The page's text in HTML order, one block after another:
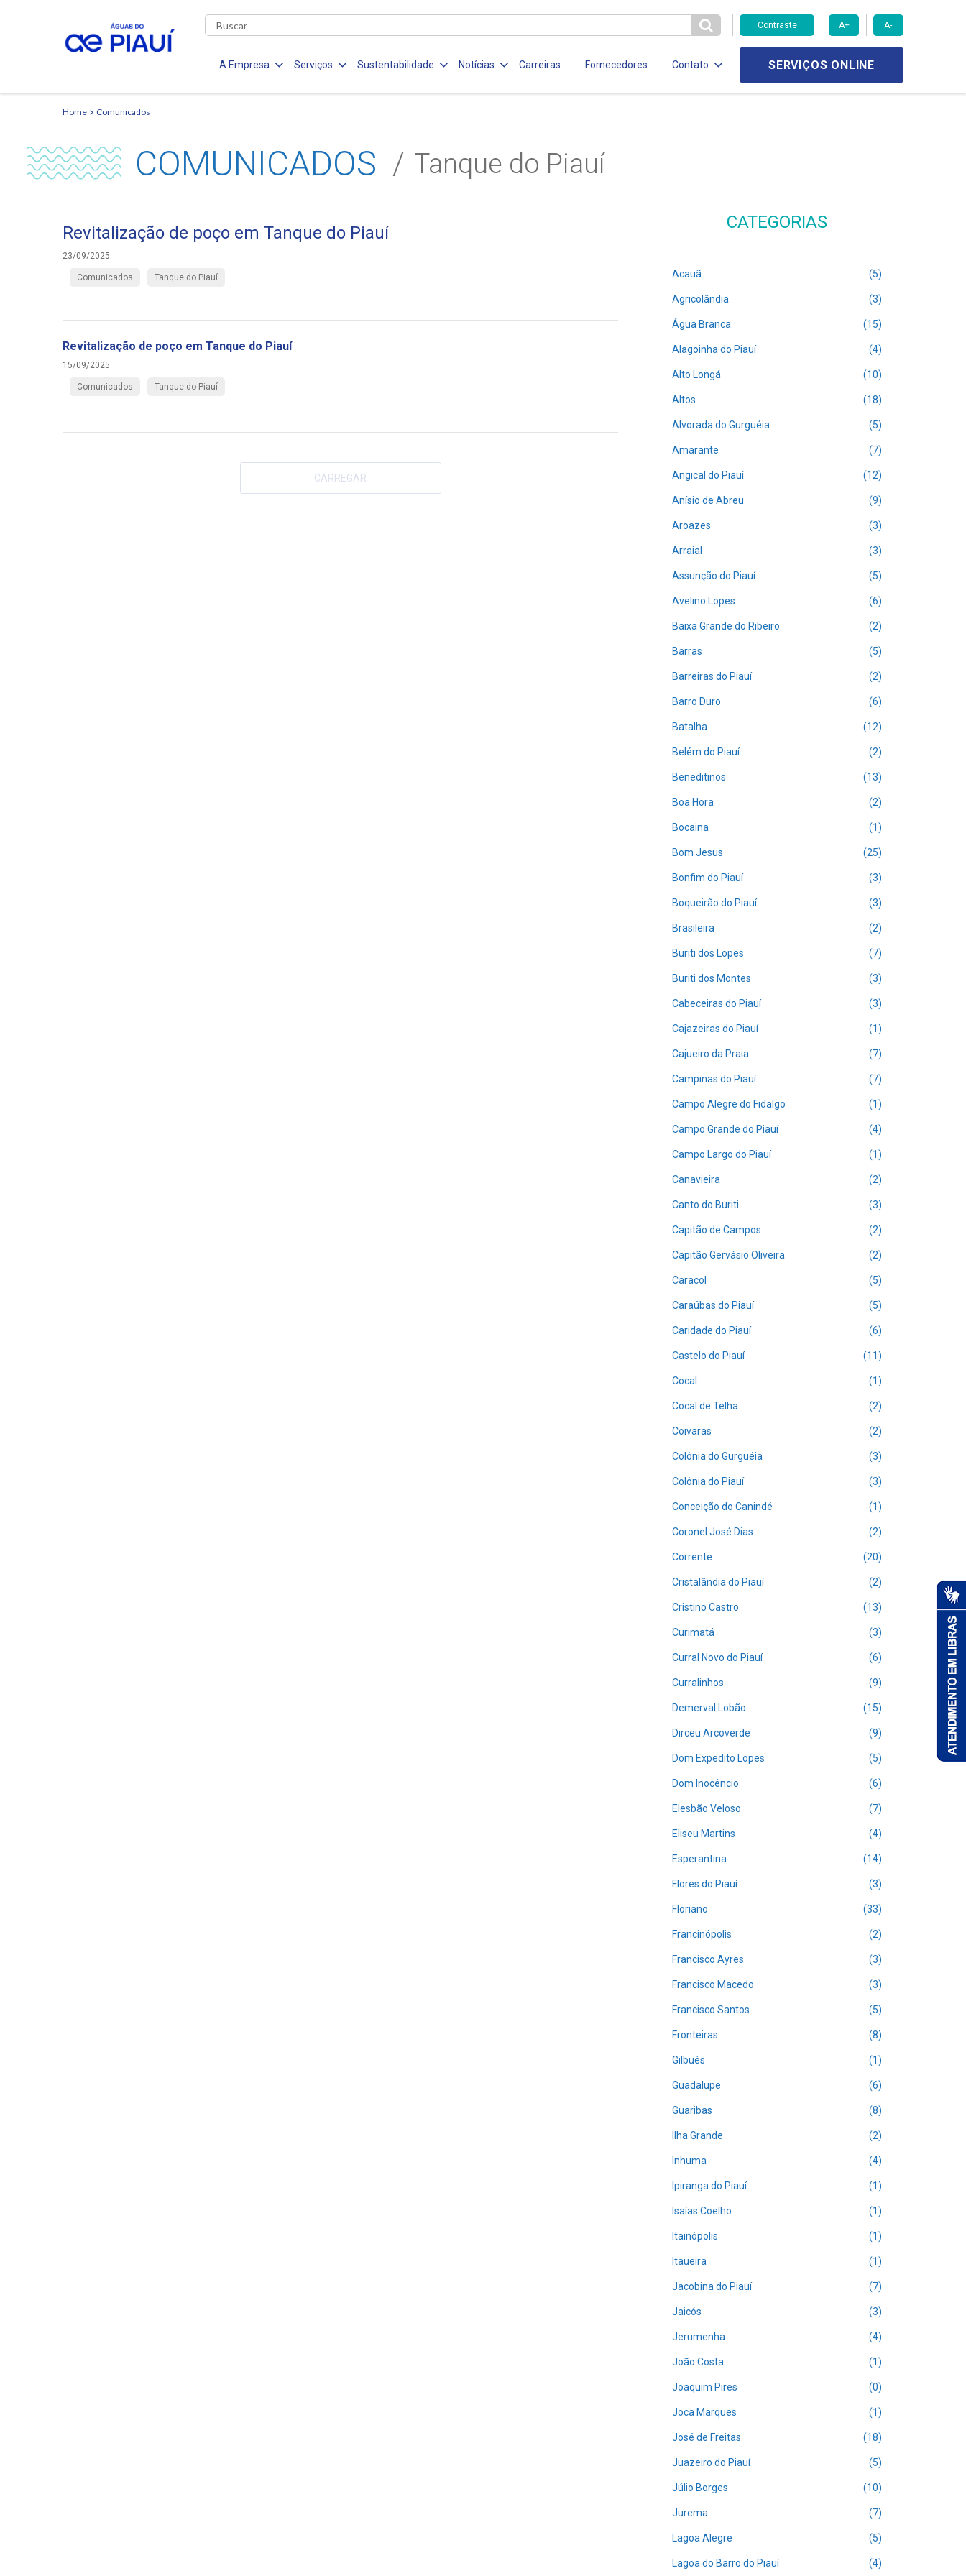
Contraste A+ A-
A Empresa Serviços Sustentabilidade Notícias Carreiras Fornecedores Contato SERVIÇOS ONLINE
Home Comunicados
COMUNICADOS Tanque do Piauí
Revitalização de poço em Tanque do Piauí
23/09/2025
Comunicados Tanque do Piauí
Revitalização de poço em Tanque do Piauí
15/09/2025
Comunicados Tanque do Piauí
CARREGAR
CATEGORIAS
Acauã (5)
Agricolândia (3)
Água Branca (15)
Alagoinha do Piauí (4)
Alto Longá (10)
Altos (18)
Alvorada do Gurguéia (5)
Amarante (7)
Angical do Piauí (12)
Anísio de Abreu (9)
Aroazes (3)
Arraial (3)
Assunção do Piauí (5)
Avelino Lopes (6)
Baixa Grande do Ribeiro (2)
Barras (5)
Barreiras do Piauí (2)
Barro Duro (6)
Batalha (12)
Belém do Piauí (2)
Beneditinos (13)
Boa Hora (2)
Bocaina (1)
Bom Jesus (25)
Bonfim do Piauí (3)
Boqueirão do Piauí (3)
Brasileira (2)
Buriti dos Lopes (7)
Buriti dos Montes (3)
Cabeceiras do Piauí (3)
Cajazeiras do Piauí (1)
Cajueiro da Praia (7)
Campinas do Piauí (7)
Campo Alegre do Fidalgo (1)
Campo Grande do Piauí (4)
Campo Largo do Piauí (1)
Canavieira (2)
Canto do Buriti (3)
Capitão de Campos (2)
Capitão Gervásio Oliveira (2)
Caracol (5)
Caraúbas do Piauí (5)
Caridade do Piauí (6)
Castelo do Piauí (11)
Cocal (1)
Cocal de Telha (2)
Coivaras (2)
Colônia do Gurguéia (3)
Colônia do Piauí (3)
Conceição do Canindé (1)
Coronel José Dias (2)
Corrente (20)
Cristalândia do Piauí (2)
Cristino Castro (13)
Curimatá (3)
Curral Novo do Piauí (6)
Curralinhos (9)
Demerval Lobão (15)
Dirceu Arcoverde (9)
Dom Expedito Lopes (5)
Dom Inocêncio (6)
Elesbão Veloso (7)
Eliseu Martins (4)
Esperantina (14)
Flores do Piauí (3)
Floriano (33)
Francinópolis (2)
Francisco Ayres (3)
Francisco Macedo (3)
Francisco Santos (5)
Fronteiras (8)
Gilbués (1)
Guadalupe (6)
Guaribas (8)
Ilha Grande (2)
Inhuma (4)
Ipiranga do Piauí (1)
Isaías Coelho (1)
Itainópolis (1)
Itaueira (1)
Jacobina do Piauí (7)
Jaicós (3)
Jerumenha (4)
João Costa (1)
Joaquim Pires (0)
Joca Marques (1)
José de Freitas (18)
Juazeiro do Piauí (5)
Júlio Borges (10)
Jurema (7)
Lagoa Alegre (5)
Lagoa do Barro do Piauí (4)